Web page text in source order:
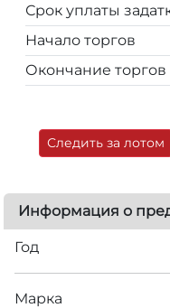
Срок уплаты
Начало торгов
Окончание торгов
Следить за лотом
Информация о
Год
Марка